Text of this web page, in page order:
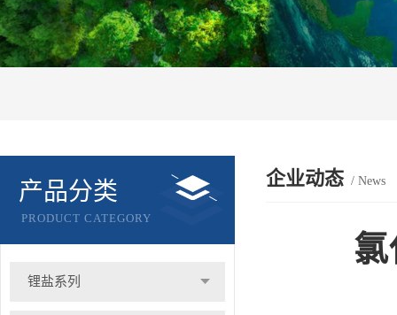
产品分类
PRODUCT CATEGORY
锂盐系列
企业动态 / News
氯